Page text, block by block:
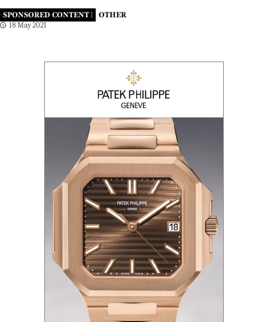
SPONSORED CONTENT |
OTHER
18 May 2021